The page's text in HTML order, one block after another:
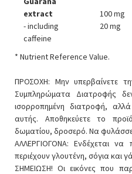
extract
- including
caffeine
100 mg
20 mg
* Nutrient Reference Value.
ΠΡΟΣΟΧΗ: Μην υπερβαίνετε
Συμπληρώματα Διατροφής
ισορροπημένη διατροφή,
αυτής. Αποθηκεύετε το
δωματίου, δροσερό. Να
ΑΛΛΕΡΓΙΟΓΟΝΑ: Ενδέχεται να
περιέχουν γλουτένη, σόγια και
ΣΗΜΕΙΩΣΗ! Οι εικόνες που